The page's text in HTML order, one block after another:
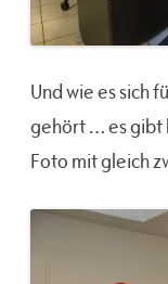
Und wie es sich
gehört … es gibt
Foto mit gleich